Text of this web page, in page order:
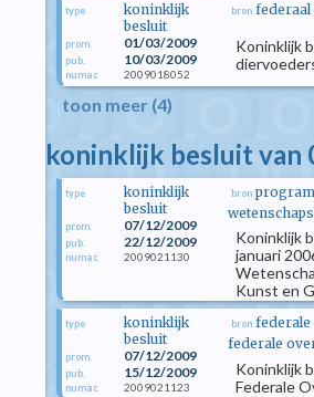
type
koninklijk
besluit
prom. 01/03/2009
pub. 10/03/2009
numac 2009018052
bron federaal
Koninklijk
toon meer (4)
koninklijk besluit van
type
koninklijk
besluit
prom. 07/12/2009
pub. 22/12/2009
numac 2009021130
bron
Koninklijk
januari
Kunst en
type
koninklijk
besluit
prom. 07/12/2009
pub. 15/12/2009
numac 2009021123
bron
federale
Koninklijk
Federale